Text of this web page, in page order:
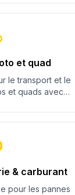
et quad
le transport et le
et quads avec
& carburant
pour les pannes